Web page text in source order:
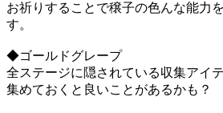
お祈りすることで穣子の色んな能力
す。
◆ゴールドグレープ
全ステージに隠されている収集アイテ
集めておくと良いことがあるかも？